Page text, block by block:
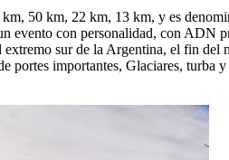
km, 50 km, 22 km, 13 km, y es
evento con personalidad, con ADN
sur de la Argentina, el fin
portes importantes, Glaciares, turba